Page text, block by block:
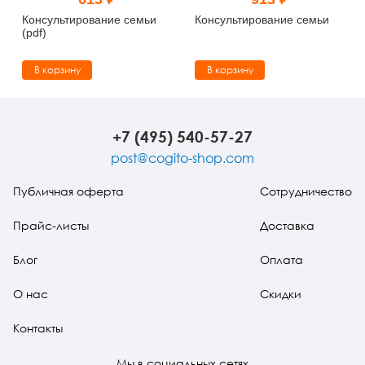
Тревожные расстройства, панические атаки
Психодрама
Психология труда и эргономика
Социальная и организационная психология
Консультирование семьи
(pdf)
В корзину
Консультирование семьи
В корзину
+7 (495) 540-57-27
post@cogito-shop.com
Публичная оферта
Прайс-листы
Блог
О нас
Контакты
Сотрудничество
Доставка
Оплата
Скидки